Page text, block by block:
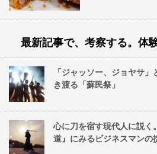
最新記事で、考察する。体
「ジャッソー、ジョヤサ
き渡る「蘇民祭」
心に刀を宿す現代人に説く
道』にみるビジネスマンの